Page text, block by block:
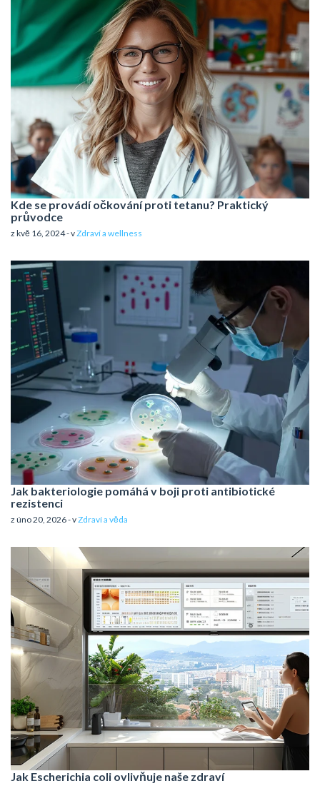
Kde se provádí očkování proti tetanu? Praktický
průvodce
z kvě 16, 2024 - vZdraví a wellness
Jak bakteriologie pomáhá v boji proti antibiotické
rezistenci
z úno 20, 2026 - vZdraví a věda
Jak Escherichia coli ovlivňuje naše zdraví